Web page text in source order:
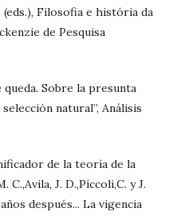
(eds.), Filosofia e história da
de Pesquisa
queda. Sobre la presunta
natural”, Análisis
de la teoría de la
C.,Avila, J. D.,Píccoli,C. y J.
después... La vigencia